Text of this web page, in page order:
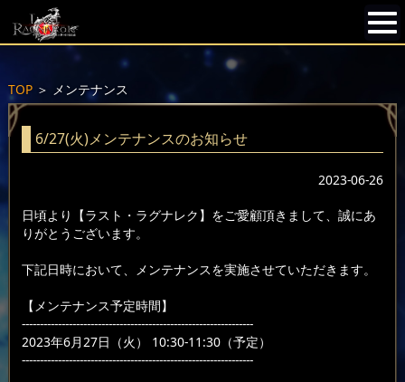
TOP＞ メンテナンス
6/27(火)メンテナンスのお知らせ
2023-06-26
日頃より【ラスト・ラグナレク】をご愛顧頂きまして、誠にあ
りがとうございます。
下記日時において、メンテナンスを実施させていただきます。
【メンテナンス予定時間】
----------------------------------------------------------------
2023年6月27日（火） 10:30-11:30（予定）
----------------------------------------------------------------